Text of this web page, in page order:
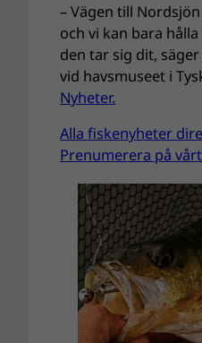
– Vägen till
och vi kan bara
den tar sig dit,
vid havsmuseet i
Nyheter.
Alla fiskenyheter
Prenumerera på